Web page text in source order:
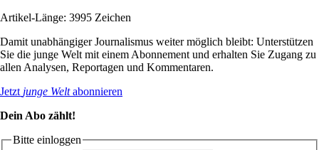
Artikel-Länge: 3995 Zeichen
Damit unabhängiger Journalismus weiter möglich bleibt: Unterstützen
Sie die junge Welt mit einem Abonnement und erhalten Sie Zugang zu
allen Analysen, Reportagen und Kommentaren.
Jetzt junge Weltabonnieren
Dein Abo zählt!
Bitte einloggen